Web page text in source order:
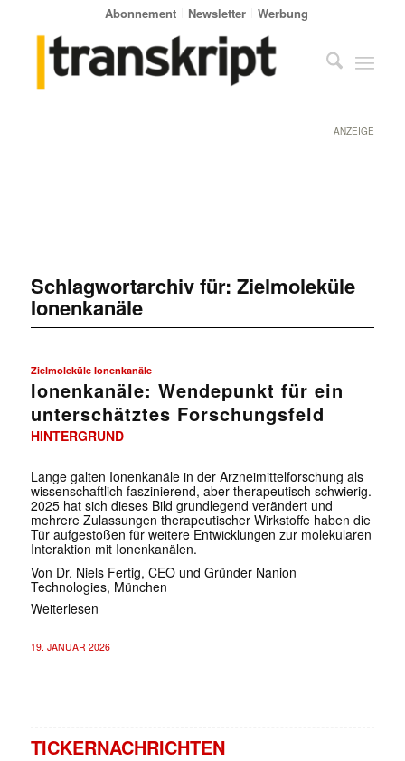
Abonnement Newsletter Werbung
ANZEIGE
Schlagwortarchiv für: Zielmoleküle
Ionenkanäle
Zielmoleküle Ionenkanäle
Ionenkanäle: Wendepunkt für ein
unterschätztes Forschungsfeld
HINTERGRUND
Lange galten Ionenkanäle in der Arzneimittelforschung als
wissenschaftlich faszinierend, aber therapeutisch schwierig.
2025 hat sich dieses Bild grundlegend verändert und
mehrere Zulassungen therapeutischer Wirkstoffe haben die
Tür aufgestoßen für weitere Entwicklungen zur molekularen
Interaktion mit Ionenkanälen.
Von Dr. Niels Fertig, CEO und Gründer Nanion
Technologies, München
Weiterlesen
19. JANUAR 2026
TICKERNACHRICHTEN